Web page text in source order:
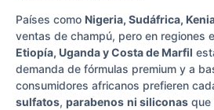
Países como Nigeria, Sudáfrica,
ventas de champú, pero en regiones
Etiopía, Uganda y Costa de Marfil
demanda de fórmulas premium y a
consumidores africanos prefieren
sulfatos, parabenos ni siliconas que